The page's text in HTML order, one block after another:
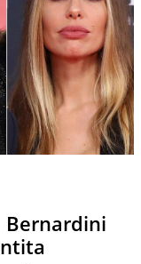
Bernardini